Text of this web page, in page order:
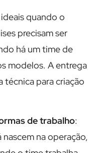
quando o
precisam ser
há um time de
modelos. A entrega
técnica para criação
de trabalho:
na operação,